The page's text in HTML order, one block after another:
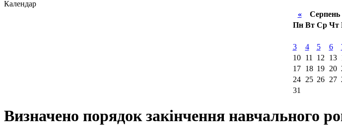
Календар
«Серпень
Пн Вт Ср Чт
3
4 5 6
10
11 12 13
17
18 19 20
24
25 26 27
31
Визначено порядок закінчення навчального